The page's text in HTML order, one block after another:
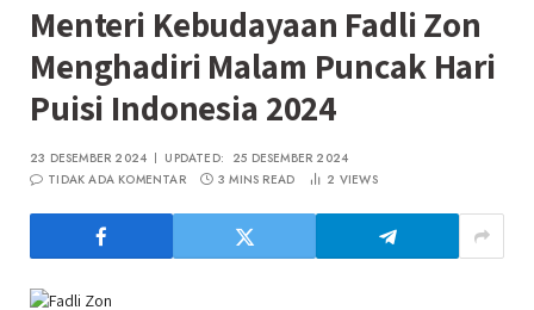
Menteri Kebudayaan Fadli Zon
Menghadiri Malam Puncak Hari
Puisi Indonesia 2024
23 DESEMBER 2024 UPDATED: 25 DESEMBER 2024
TIDAK ADA KOMENTAR
3 MINS READ 2 VIEWS